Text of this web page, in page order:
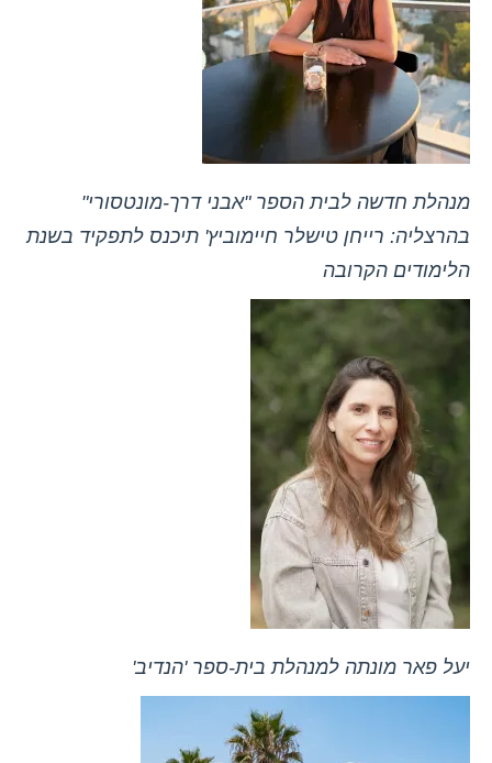
מנהלת חדשה לבית הספר "אבני דרך-מונטסורי"
בהרצליה: רייחן טישלר חיימוביץ' תיכנס לתפקיד בשנת
הלימודים הקרובה
יעל פאר מונתה למנהלת בית-ספר 'הנדיב'